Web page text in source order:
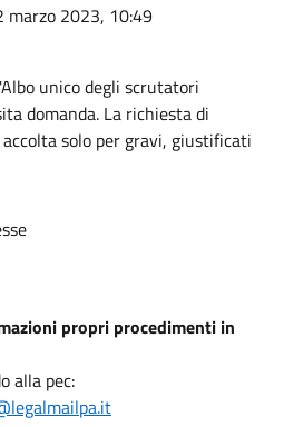
marzo 2023, 10:49
unico degli scrutatori
domanda. La richiesta di
solo per gravi, giustificati
propri procedimenti in
alla pec: